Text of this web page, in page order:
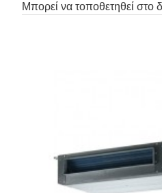
Μπορεί να τοποθετηθεί